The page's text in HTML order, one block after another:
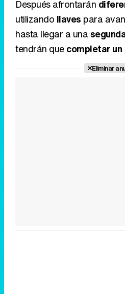
Después afrontarán
utilizando llaves para
hasta llegar a una
tendrán quecompletar un
Eliminar